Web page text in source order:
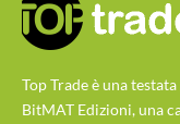
Top Trade è una
BitMAT Edizioni, una